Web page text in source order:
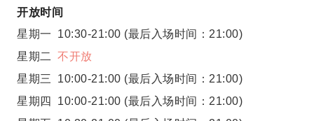
开放时间
星期一 10:30-21:00 (最后入场时间：21:00)
星期二
不开放
星期三
10:00-21:00 (最后入场时间：21:00)
星期四
10:00-21:00 (最后入场时间：21:00)